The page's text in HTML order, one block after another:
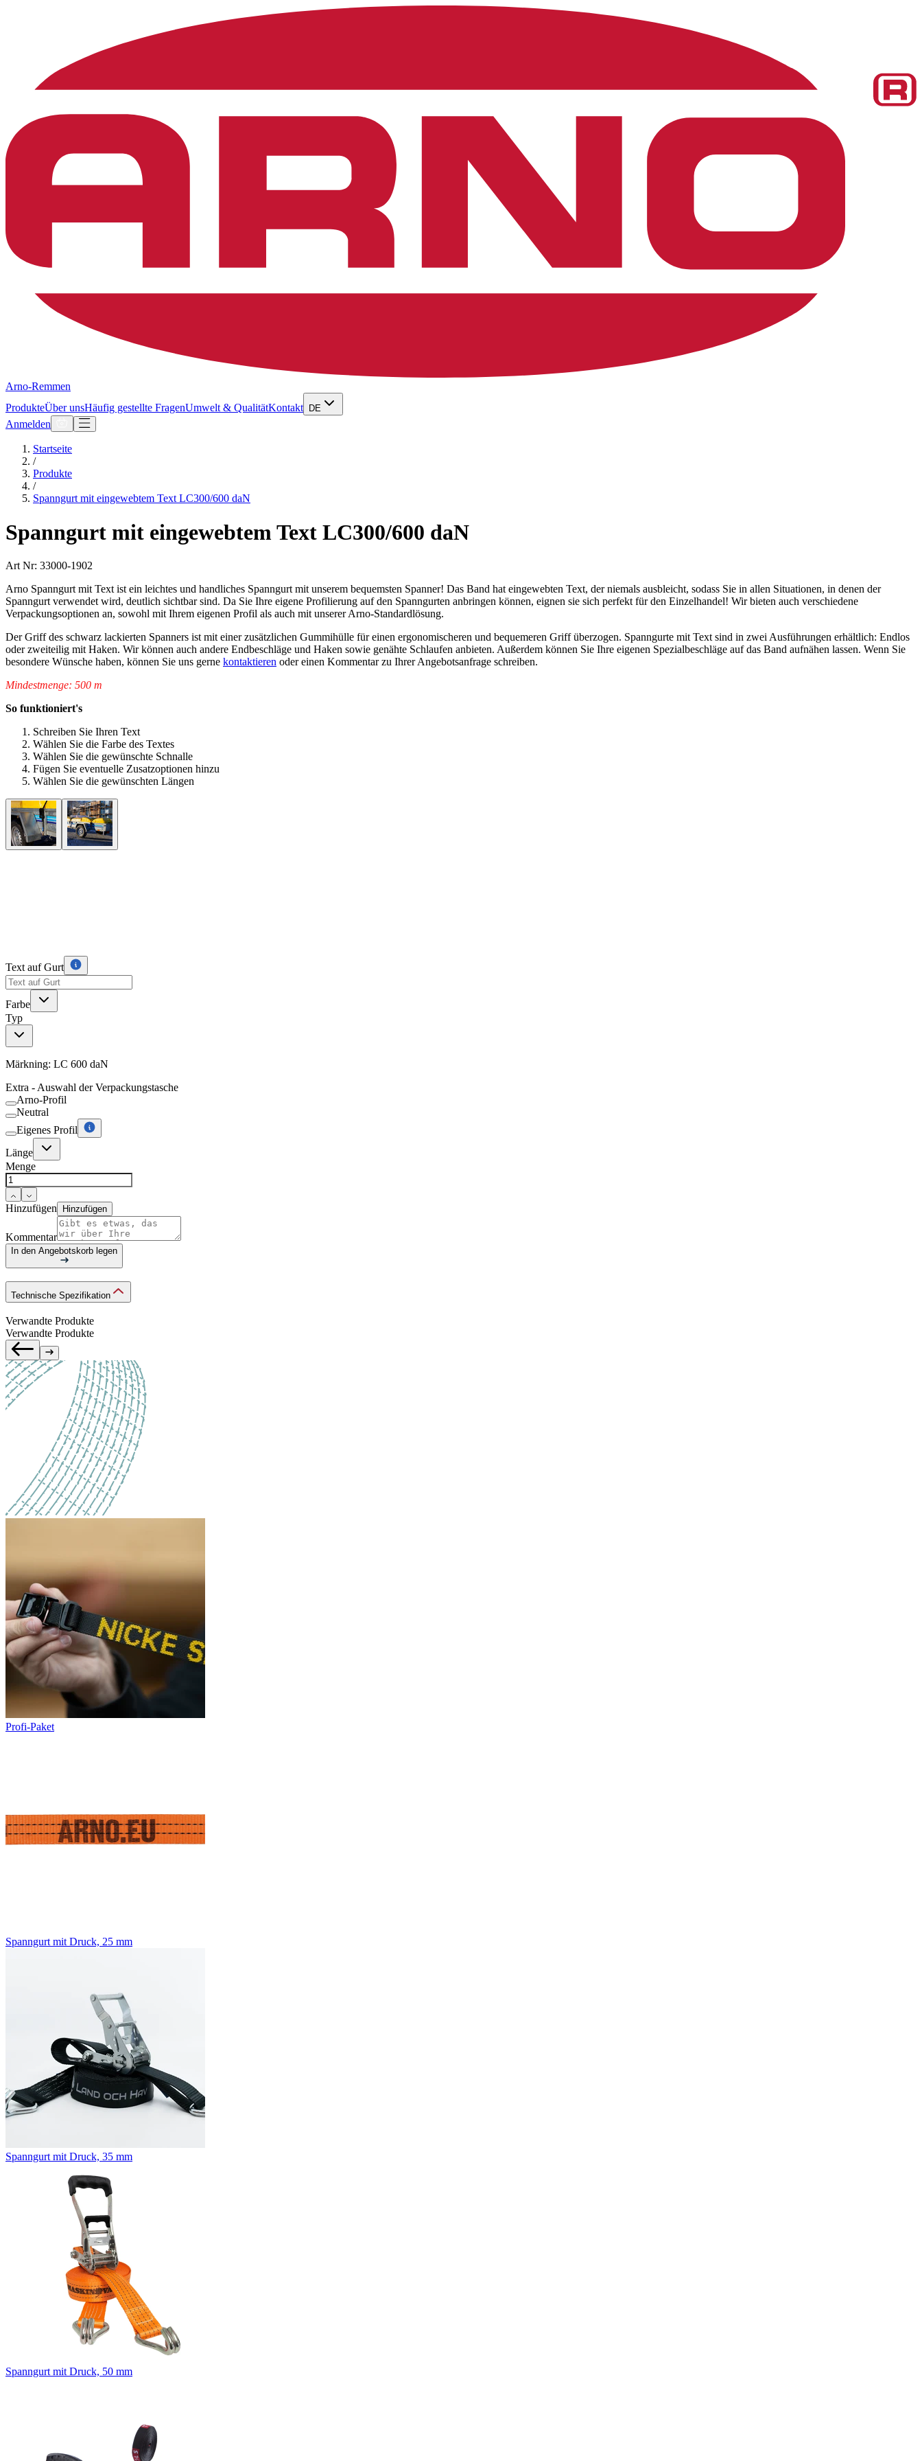
Arno-Remmen
ProdukteÜber unsHäufig gestellte FragenUmwelt & QualitätKontakt DE
Anmelden
Startseite
/
Produkte
/
Spanngurt mit eingewebtem Text LC300/600 daN
Spanngurt mit eingewebtem Text LC300/600 daN
Art Nr: 33000-1902
Arno Spanngurt mit Text ist ein leichtes und handliches Spanngurt mit unserem bequemsten Spanner! Das Band hat eingewebten Text, der niemals ausbleicht, sodass Sie in allen Situationen, in denen der
Spanngurt verwendet wird, deutlich sichtbar sind. Da Sie Ihre eigene Profilierung auf den Spanngurten anbringen können, eignen sie sich perfekt für den Einzelhandel! Wir bieten auch verschiedene
Verpackungsoptionen an, sowohl mit Ihrem eigenen Profil als auch mit unserer Arno-Standardlösung.
Der Griff des schwarz lackierten Spanners ist mit einer zusätzlichen Gummihülle für einen ergonomischeren und bequemeren Griff überzogen. Spanngurte mit Text sind in zwei Ausführungen erhältlich: Endlos
oder zweiteilig mit Haken. Wir können auch andere Endbeschläge und Haken sowie genähte Schlaufen anbieten. Außerdem können Sie Ihre eigenen Spezialbeschläge auf das Band aufnähen lassen. Wenn Sie
besondere Wünsche haben, können Sie uns gerne kontaktieren oder einen Kommentar zu Ihrer Angebotsanfrage schreiben.
Mindestmenge: 500 m
So funktioniert's
Schreiben Sie Ihren Text
Wählen Sie die Farbe des Textes
Wählen Sie die gewünschte Schnalle
Fügen Sie eventuelle Zusatzoptionen hinzu
Wählen Sie die gewünschten Längen
Text auf Gurt
Farbe
Typ
Märkning: LC 600 daN
Extra - Auswahl der Verpackungstasche
Arno-Profil
Neutral
Eigenes Profil
Länge
Menge
Hinzufügen Hinzufügen
Kommentar
In den Angebotskorb legen
Technische Spezifikation
Verwandte Produkte
Verwandte Produkte
Profi-Paket
Spanngurt mit Druck, 25 mm
Spanngurt mit Druck, 35 mm
Spanngurt mit Druck, 50 mm